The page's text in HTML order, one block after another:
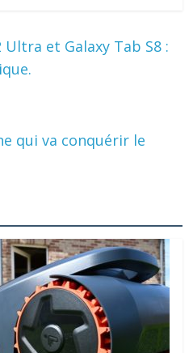
Ultra et Galaxy Tab S8 :
qui va conquérir le